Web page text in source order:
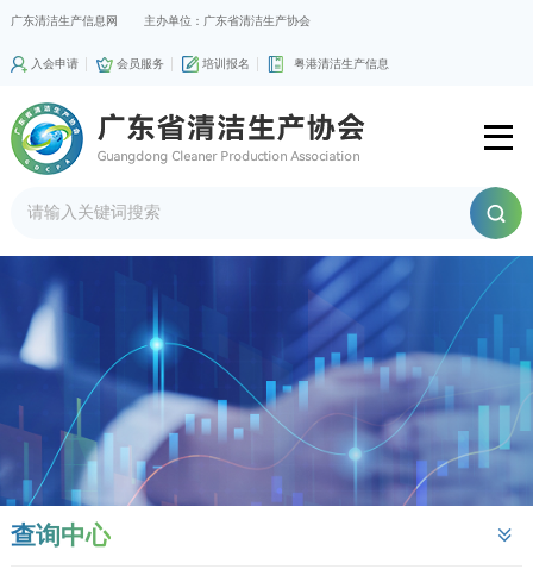
广东清洁生产信息网 主办单位：广东省清洁生产协会
入会申请 会员服务 培训报名 粤港清洁生产信息
查询中心